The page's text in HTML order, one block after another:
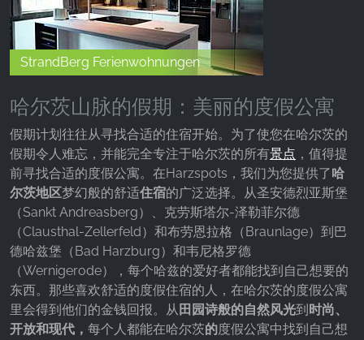
StrandBerg Ferienwohnungen
哈尔茨山脉的假期：美丽的度假公寓
假期计划往往从寻找合适的住宿开始。为了使您在哈尔茨的
假期令人难忘，并能完全专注于哈尔茨的所有景点 ，值得提
前寻找合适的度假公寓。在Harzspots，我们为您提供了哈
尔茨地区梦幻般的舒适住宿的广泛选择。从圣安德烈亚斯堡
（Sankt Andreasberg）、克劳斯塔尔-泽勒菲尔德
（Clausthal-Zellerfeld）和布劳恩拉格（Braunlage）到巴
德哈兹堡（Bad Harzburg）和韦尼格罗德
（Wernigerode），每个哈兹的爱好者都能找到自己想要的
东西。那些喜欢舒适的度假住宿的人，在哈尔茨的度假公寓
里会得到他们的金钱回报。从 田园诗般的自然风光到时尚、
开放和现代， 每个人都能在哈尔茨的度假公寓中找到自己想